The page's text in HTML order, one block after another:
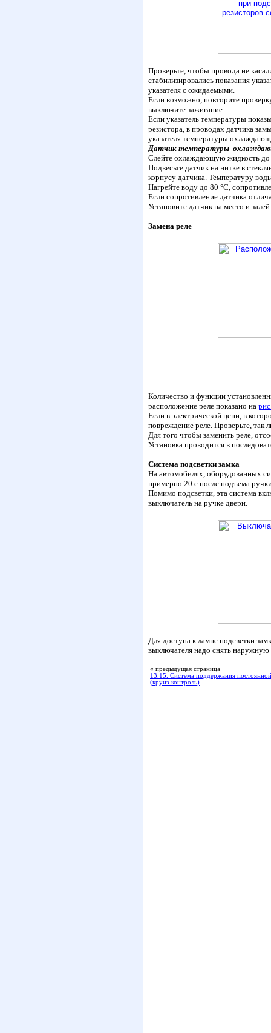
Проверьте, чтобы провода не
стабилизировались показания
указателя с ожидаемыми.
Если возможно, повторите
выключите зажигание.
Если указатель температуры
резистора, в проводах датчика
указателя температуры
Датчик температуры
Слейте охлаждающую жидкость до
Подвесьте датчик на нитке в
корпусу датчика. Температуру
Нагрейте воду до 80 °С,
Если сопротивление датчика
Установите датчик на место и
Замена реле
Количество и функции
расположение реле показано на
Если в электрической цепи, в
повреждение реле. Проверьте, так
Для того чтобы заменить реле,
Установка проводится в
Система подсветки замка
На автомобилях, оборудованных
примерно 20 с после подъема
Помимо подсветки, эта система
выключатель на ручке двери.
Для доступа к лампе подсветки
выключателя надо снять наружную
« предыдущая страница
13.15. Система поддержания
(круиз-контроль)